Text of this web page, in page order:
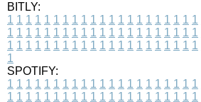
BITLY:
1 1 1 1 1 1 1 1 1 1 1 1 1 1 1 1 1 1 1 1 1
1 1 1 1 1 1 1 1 1 1 1 1 1 1 1 1 1 1 1 1 1
1 1 1 1 1 1 1 1 1 1 1 1 1 1 1 1 1 1 1 1 1
1
SPOTIFY:
1 1 1 1 1 1 1 1 1 1 1 1 1 1 1 1 1 1 1 1 1
1 1 1 1 1 1 1 1 1 1 1 1 1 1 1 1 1 1 1 1 1